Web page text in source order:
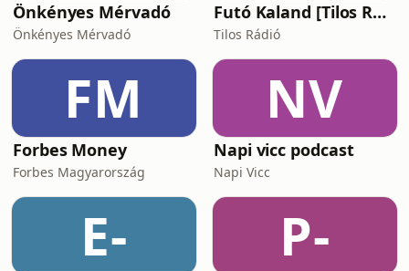
Önkényes Mérvadó
Önkényes Mérvadó
Futó Kaland [Tilos Rádió podcast]
Tilos Rádió
FM
Forbes Money
Forbes Magyarország
NV
Napi vicc podcast
Napi Vicc
E- P-